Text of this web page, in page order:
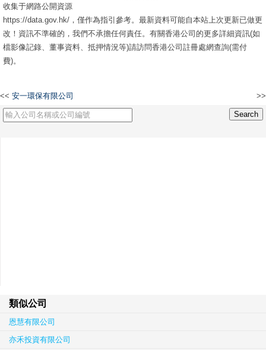
收集于網路公開資源
https://data.gov.hk/，僅作為指引參考。最新資料可能自本站上次更新已做更
改！資訊不準確的，我們不承擔任何責任。有關香港公司的更多詳細資訊(如
檔影像記錄、董事資料、抵押情況等)請訪問香港公司註冊處網查詢(需付
費)。
<< 安一環保有限公司 >>
類似公司
恩慧有限公司
亦禾投資有限公司